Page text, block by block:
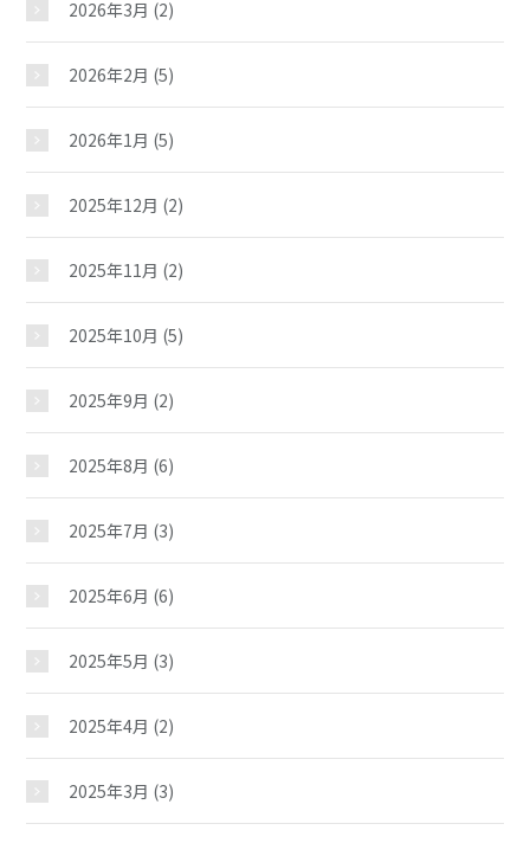
2026年3月 (2)
2026年2月 (5)
2026年1月 (5)
2025年12月 (2)
2025年11月 (2)
2025年10月 (5)
2025年9月 (2)
2025年8月 (6)
2025年7月 (3)
2025年6月 (6)
2025年5月 (3)
2025年4月 (2)
2025年3月 (3)